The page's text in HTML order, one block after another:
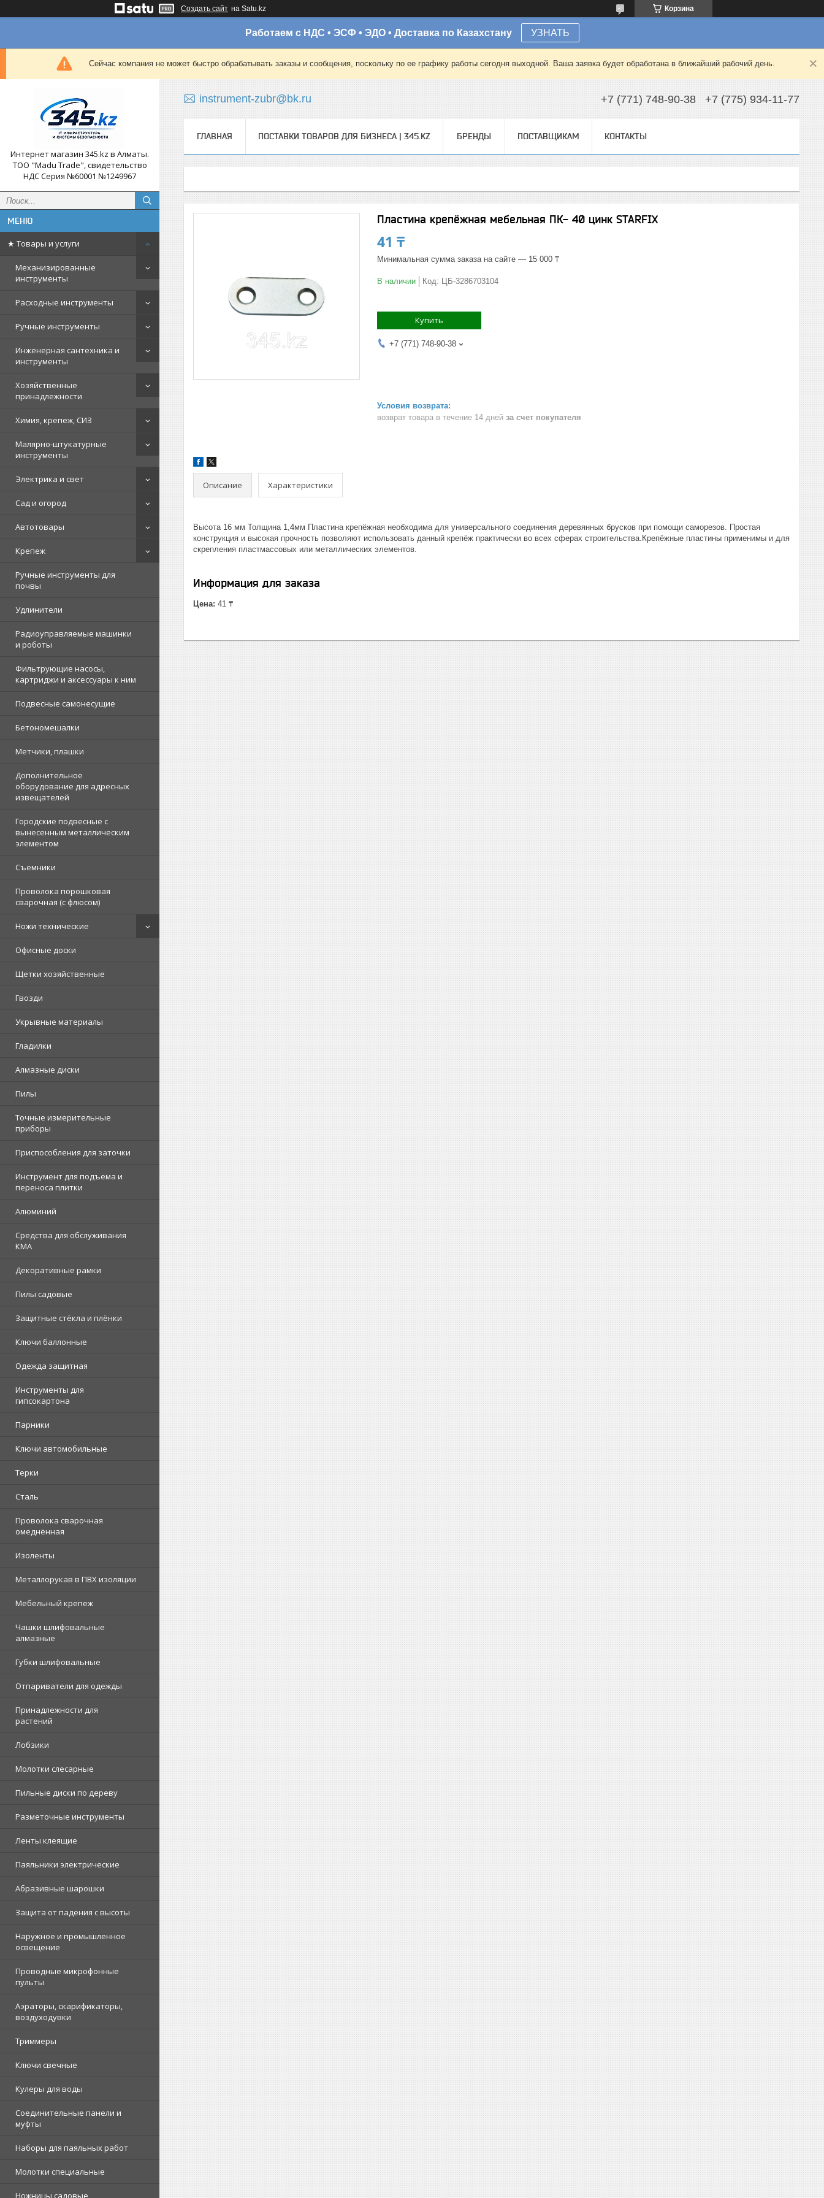
Создать сайт на Satu.kz Корзина
Работаем с НДС • ЭСФ • ЭДО • Доставка по Казахстану УЗНАТЬ
Сейчас компания не может быстро обрабатывать заказы и сообщения, поскольку по ее графику работы сегодня выходной. Ваша заявка будет обработана в ближайший рабочий день.
Интернет магазин 345.kz в Алматы.
ТОО "Madu Trade", свидетельство
НДС Серия №60001 №1249967
★ Товары и услуги
Механизированные
инструменты
Расходные инструменты
Ручные инструменты
Инженерная сантехника и
инструменты
Хозяйственные
принадлежности
Химия, крепеж, СИЗ
Малярно-штукатурные
инструменты
Электрика и свет
Сад и огород
Автотовары
Крепеж
Ручные инструменты для
почвы
Удлинители
Радиоуправляемые машинки
и роботы
Фильтрующие насосы,
картриджи и аксессуары к ним
Подвесные самонесущие
Бетономешалки
Метчики, плашки
Дополнительное
оборудование для адресных
извещателей
Городские подвесные с
вынесенным металлическим
элементом
Съемники
Проволока порошковая
сварочная (с флюсом)
Ножи технические
Офисные доски
Щетки хозяйственные
Гвозди
Укрывные материалы
Гладилки
Алмазные диски
Пилы
Точные измерительные
приборы
Приспособления для заточки
Инструмент для подъема и
переноса плитки
Алюминий
Средства для обслуживания
КМА
Декоративные рамки
Пилы садовые
Защитные стёкла и плёнки
Ключи баллонные
Одежда защитная
Инструменты для
гипсокартона
Парники
Ключи автомобильные
Терки
Сталь
Проволока сварочная
омеднённая
Изоленты
Металлорукав в ПВХ изоляции
Мебельный крепеж
Чашки шлифовальные
алмазные
Губки шлифовальные
Отпариватели для одежды
Принадлежности для
растений
Лобзики
Молотки слесарные
Пильные диски по дереву
Разметочные инструменты
Ленты клеящие
Паяльники электрические
Абразивные шарошки
Защита от падения с высоты
Наружное и промышленное
освещение
Проводные микрофонные
пульты
Аэраторы, скарификаторы,
воздуходувки
Триммеры
Ключи свечные
Кулеры для воды
Соединительные панели и
муфты
Наборы для паяльных работ
Молотки специальные
Ножницы садовые
instrument-zubr@bk.ru +7 (771) 748-90-38 +7 (775) 934-11-77
ГЛАВНАЯ ПОСТАВКИ ТОВАРОВ ДЛЯ БИЗНЕСА | 345.KZ БРЕНДЫ ПОСТАВЩИКАМ КОНТАКТЫ
Пластина крепёжная мебельная ПК- 40 цинк STARFIX
41 ₸
Минимальная сумма заказа на сайте — 15 000 ₸
В наличии Код: ЦБ-3286703104
Купить
+7 (771) 748-90-38
возврат товара в течение 14 дней за счет покупателя
Описание Характеристики
Высота 16 мм Толщина 1,4мм Пластина крепёжная необходима для универсального соединения деревянных брусков при помощи саморезов. Простая
конструкция и высокая прочность позволяют использовать данный крепёж практически во всех сферах строительства.Крепёжные пластины применимы и для
скрепления пластмассовых или металлических элементов.
Информация для заказа
Цена: 41 ₸